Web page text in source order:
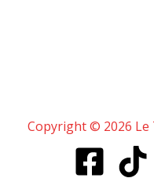
Copyright © 2026 Le